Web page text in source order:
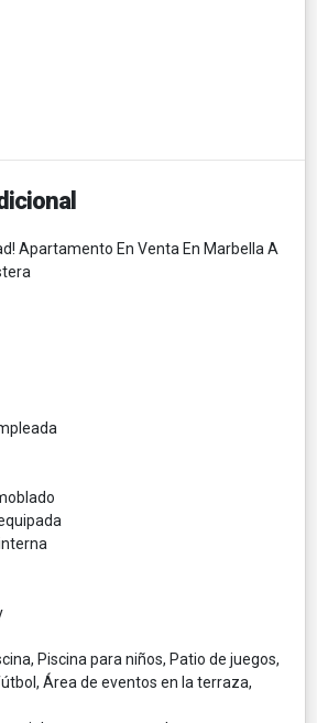
Apartamento En Venta En Marbella A
Piscina para niños, Patio de juegos,
Área de eventos en la terraza,